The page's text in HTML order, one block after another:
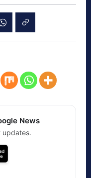
News
updates.